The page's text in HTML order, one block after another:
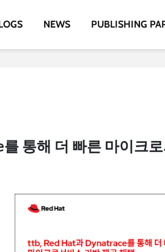
NEWS PUBLISHING
통해 더 빠른 마이크